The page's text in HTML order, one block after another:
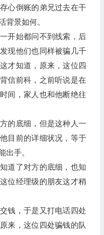
心倒账的弟兄过去在干
背景如何。
开始都问不到线索，后
现他们也同样被骗几千
才知道，原来，这位四
信前科，之前听说是在
间，家人也和他断绝往
的底细，但是这种人一
目前的详细状况，等于
出手。
道了对方的底细，也知
位经理级的朋友这才稍
钱，于是又打电话四处
来，这位四处骗钱的队